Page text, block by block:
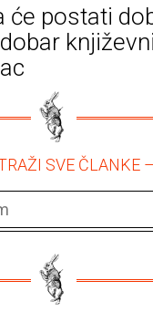
će postati
književni
SVE ČLANKE –